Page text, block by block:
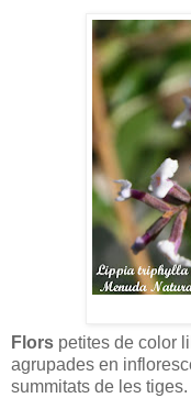
Flors petites de color
agrupades en
summitats de les